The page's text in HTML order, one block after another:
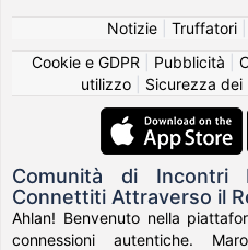
Notizie| Truffatori|
Cookie e GDPR
Pubblicità
utilizzo| Sicurezza dei
Comunità di Incontri
Connettiti Attraverso il
Ahlan! Benvenuto nella
connessioni autentiche.